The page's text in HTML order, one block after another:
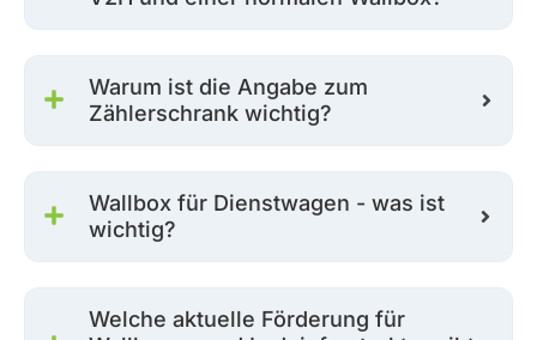
Warum ist die Angabe zum
Zählerschrank wichtig?
Wallbox für Dienstwagen - was ist
wichtig?
Welche aktuelle Förderung für